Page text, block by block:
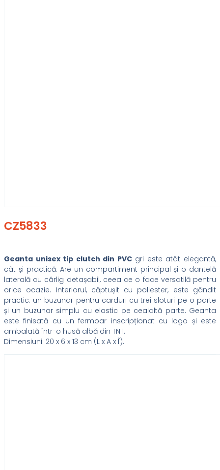
CZ5833
Geanta unisex tip clutch din PVCgri este atât elegantă,
cât și practică. Are un compartiment principal și o dantelă
laterală cu cârlig detașabil, ceea ce o face versatilă pentru
orice ocazie. Interiorul, căptușit cu poliester, este gândit
practic: un buzunar pentru carduri cu trei sloturi pe o parte
și un buzunar simplu cu elastic pe cealaltă parte. Geanta
este finisată cu un fermoar inscripționat cu logo și este
ambalată într-o husă albă din TNT.
Dimensiuni: 20 x 6 x 13 cm (L x A x Î).